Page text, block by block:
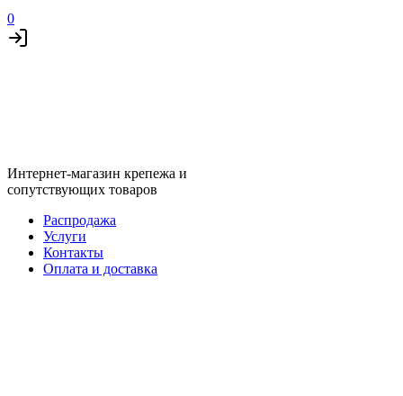
0
Интернет-магазин крепежа и
сопутствующих товаров
Распродажа
Услуги
Контакты
Оплата и доставка